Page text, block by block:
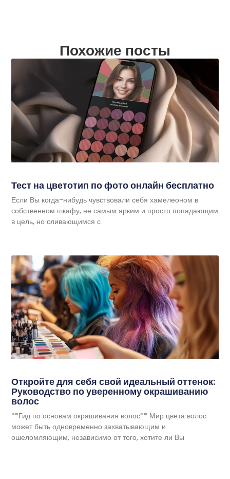
Похожие посты
Тест на цветотип по фото онлайн бесплатно
Если Вы когда-нибудь чувствовали себя хамелеоном в
собственном шкафу, не самым ярким и просто попадающим
в цель, но сливающимся с
Откройте для себя свой идеальный оттенок:
Руководство по уверенному окрашиванию
волос
**Гид по основам окрашивания волос** Мир цвета волос
может быть одновременно захватывающим и
ошеломляющим, независимо от того, хотите ли Вы